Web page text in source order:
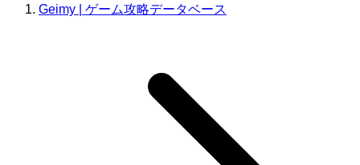
Geimy | ゲーム攻略データベース